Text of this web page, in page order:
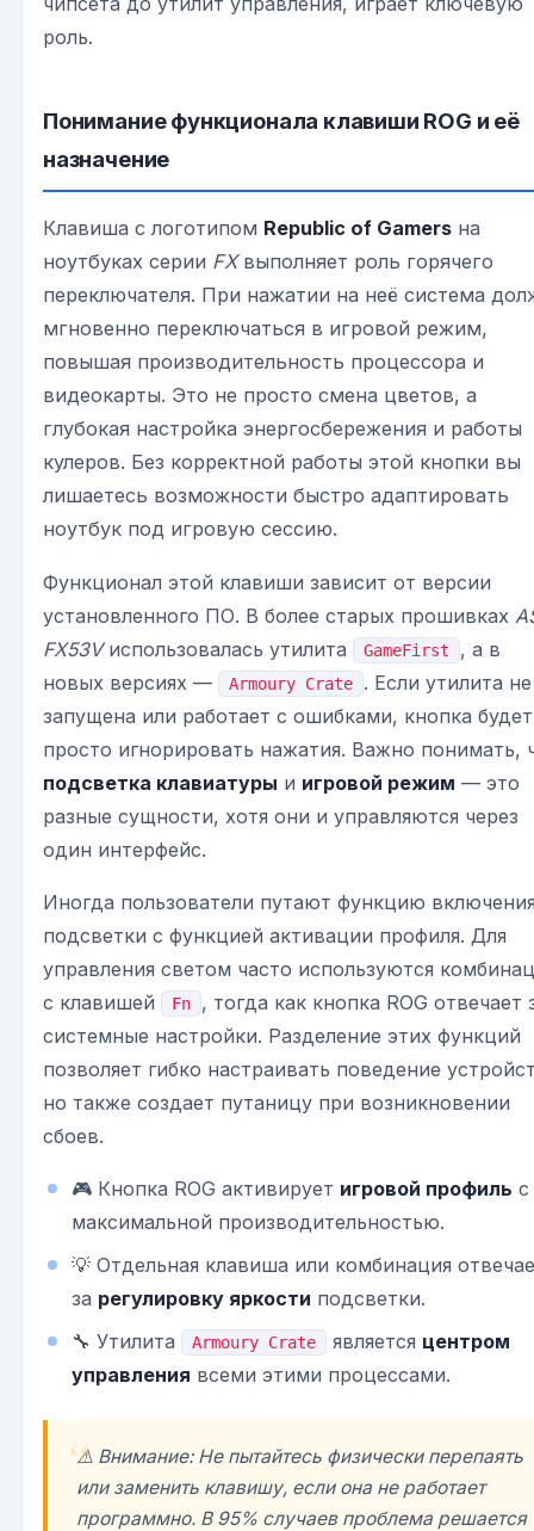
роль.
Понимание функционала клавиши ROG и её
назначение
Клавиша с логотипом Republic of Gamers на
ноутбуках серии FXвыполняет роль горячего
переключателя. При нажатии на неё система
мгновенно переключаться в игровой режим,
повышая производительность процессора и
видеокарты. Это не просто смена цветов, а
глубокая настройка энергосбережения и работы
кулеров. Без корректной работы этой кнопки вы
лишаетесь возможности быстро адаптировать
ноутбук под игровую сессию.
Функционал этой клавиши зависит от версии
установленного ПО. В более старых прошивках
FX53Vиспользовалась утилита GameFirst
, а в
новых версиях —
Armoury Crate
. Если утилита не
запущена или работает с ошибками, кнопка будет
просто игнорировать нажатия. Важно понимать,
подсветка клавиатуры и игровой режим — это
разные сущности, хотя они и управляются через
один интерфейс.
Иногда пользователи путают функцию
подсветки с функцией активации профиля. Для
управления светом часто используются
с клавишей
Fn
, тогда как кнопка ROG отвечает
системные настройки. Разделение этих функций
позволяет гибко настраивать поведение
но также создает путаницу при возникновении
сбоев.
🎮 Кнопка ROG активирует игровой профиль с
максимальной производительностью.
💡 Отдельная клавиша или комбинация
за регулировку яркости подсветки.
🔧 Утилита
Armoury Crate является центром
управления всеми этими процессами.
⚠️ Внимание: Не пытайтесь физически перепаять
или заменить клавишу, если она не работает
программно. В 95% случаев проблема решается